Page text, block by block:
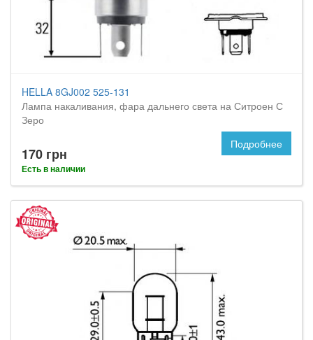
HELLA 8GJ002 525-131
Лампа накаливания, фара дальнего света на Ситроен С
Зеро
170 грн
Есть в наличии
Подробнее